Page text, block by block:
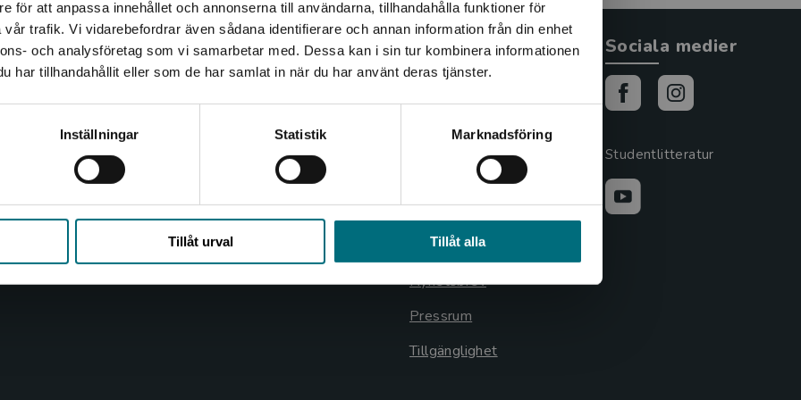
för att anpassa innehållet och annonserna till användarna, tillhandahålla funktioner för
trafik. Vi vidarebefordrar även sådana identifierare och annan information från din enhet
och analysföretag som vi samarbetar med. Dessa kan i sin tur kombinera informationen
har tillhandahållit eller som de har samlat in när du har använt deras tjänster.
Inställningar Statistik Marknadsföring
Tillåt urval Tillåt alla
Det verkar som att du besöker nyponochviljaforlag.se via
en enhet utanför Sverige. Vi erbjuder inte leveranser
utanför Sverige. För att kunna slutföra ett köp måste
leveransadressen vara i Sverige.
Kontakta oss
221 00 Lund
Besöksadress:
226 60 Lund
Kundservice
Frågor och svar
Allmänna länkar
Om oss
Cookieinställningar
personuppgifter
Lediga tjänster
Nyhetsbrev
Pressrum
Tillgänglighet
Sociala medier
Studentlitteratur